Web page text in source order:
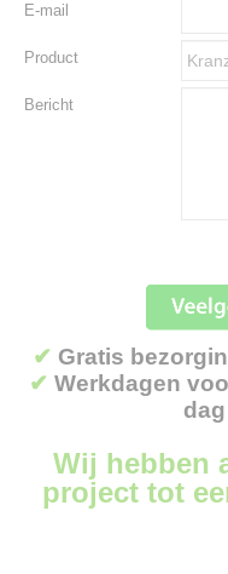
E-mail
Product
Bericht
✔ Gratis
✔ Werkdagen
Wij hebben
project tot